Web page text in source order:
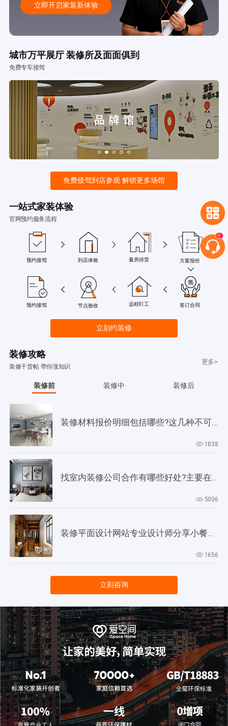
立即开启家装新体验
城市万平展厅 装修所及面面俱到
免费专车接驾
免费接驾到店参观 解锁更多场馆
一站式家装体验
官网预约服务流程
预约接驾 到店体验 量房排雷 方案报价
预约接驾 节点验收 远程盯工 签订合同
立刻约装修
装修攻略
装修干货帖 带你涨知识
更多>
装修前 装修中 装修后
装修材料报价明细包括哪些?这几种不可缺少!
1838
找室内装修公司合作有哪些好处?主要在以下4个方面!
5006
1656
立刻咨询